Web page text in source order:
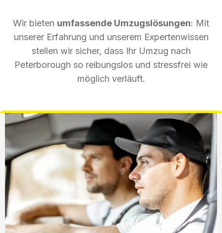
Wir bieten umfassende Umzugslösungen: Mit
unserer Erfahrung und unserem Expertenwissen
stellen wir sicher, dass Ihr Umzug nach
Peterborough so reibungslos und stressfrei wie
möglich verläuft.